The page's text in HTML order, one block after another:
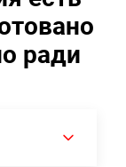
ради